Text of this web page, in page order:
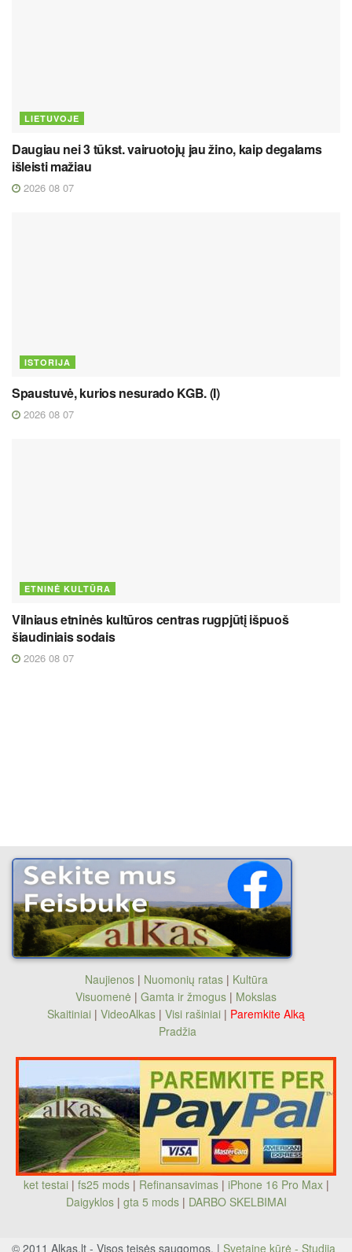
LIETUVOJE
Daugiau nei 3 tūkst. vairuotojų jau žino, kaip degalams
išleisti mažiau
2026 08 07
ISTORIJA
Spaustuvė, kurios nesurado KGB. (I)
2026 08 07
ETNINĖ KULTŪRA
Vilniaus etninės kultūros centras rugpjūtį išpuoš
šiaudiniais sodais
2026 08 07
Naujienos| Nuomonių ratas| Kultūra
Visuomenė | Gamta ir žmogus | Mokslas
Skaitiniai | VideoAlkas | Visi rašiniai | Paremkite Alką
Pradžia
ket testai | fs25 mods| Refinansavimas| iPhone 16 Pro Max|
Daigyklos| gta 5 mods | DARBO SKELBIMAI
© 2011 Alkas.lt - Visos teisės saugomos. | Svetainę kūrė - Studija